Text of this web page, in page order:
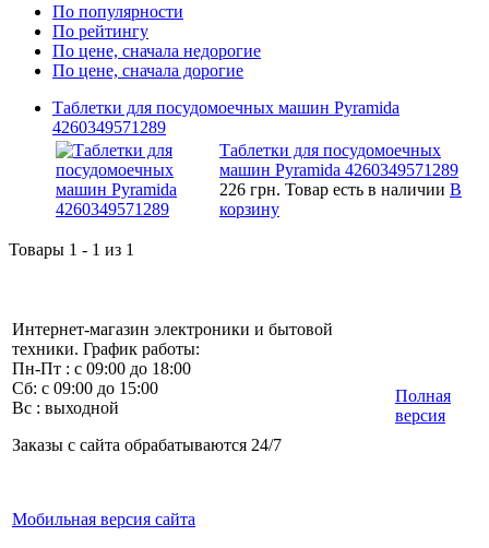
По популярности
По рейтингу
По цене, сначала недорогие
По цене, сначала дорогие
Таблетки для посудомоечных машин Pyramida
4260349571289
Таблетки для посудомоечных
машин Pyramida 4260349571289
226 грн. Товар есть в наличии В
корзину
Товары 1 - 1 из 1
Интернет-магазин электроники и бытовой
техники. График работы:
Пн-Пт : с 09:00 до 18:00
Сб: с 09:00 до 15:00
Вс : выходной
Заказы с сайта обрабатываются 24/7
Мобильная версия сайта
Полная
версия